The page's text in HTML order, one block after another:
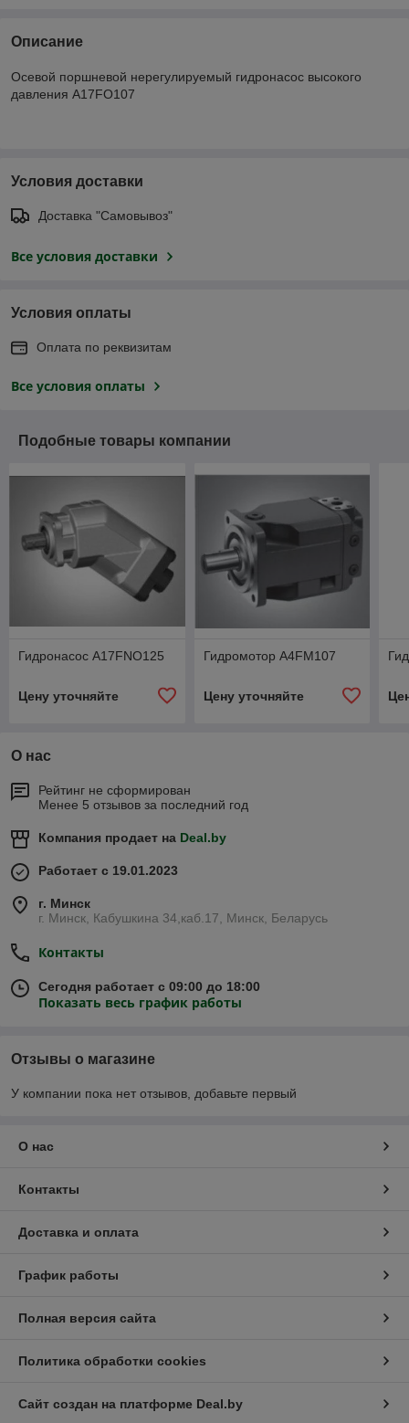
Описание
Осевой поршневой нерегулируемый гидронасос высокого
давления A17FO107
Условия доставки
Доставка "Самовывоз"
Все условия доставки
Условия оплаты
Оплата по реквизитам
Все условия оплаты
Подобные товары компании
Гидронасос A17FNO125
Цену уточняйте
Гидромотор A4FM107
Цену уточняйте
О нас
Рейтинг не сформирован
Менее 5 отзывов за последний год
Компания продает на Deal.by
Работает с 19.01.2023
г. Минск
г. Минск, Кабушкина 34,каб.17, Минск, Беларусь
Контакты
Сегодня работает с 09:00 до 18:00
Показать весь график работы
Отзывы о магазине
У компании пока нет отзывов, добавьте первый
О нас
Контакты
Доставка и оплата
График работы
Полная версия сайта
Политика обработки cookies
Сайт создан на платформе Deal.by